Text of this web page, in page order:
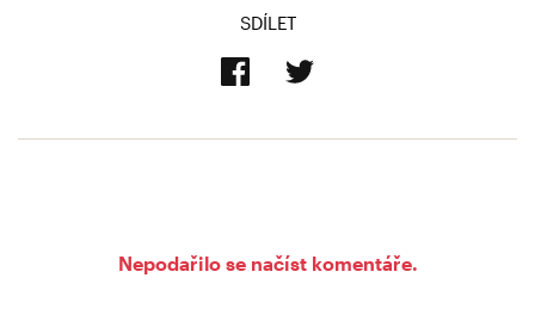
SDÍLET
Nepodařilo se načíst komentáře.